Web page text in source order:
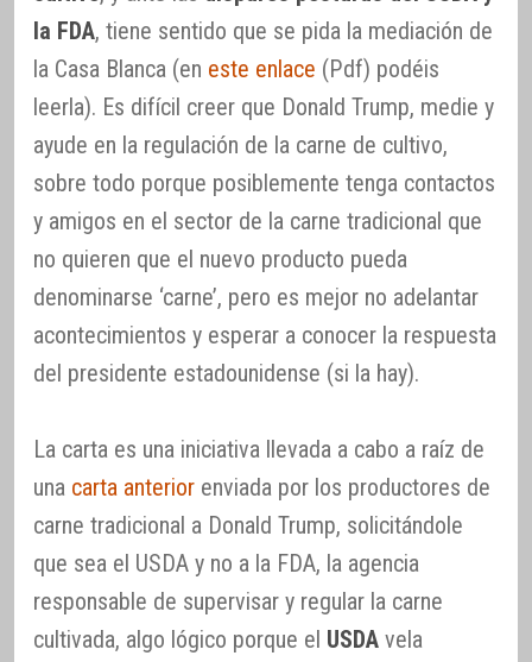
la FDA, tiene sentido que se pida la mediación de
la Casa Blanca (en este enlace (Pdf) podéis
leerla). Es difícil creer que Donald Trump, medie y
ayude en la regulación de la carne de cultivo,
sobre todo porque posiblemente tenga contactos
y amigos en el sector de la carne tradicional que
no quieren que el nuevo producto pueda
denominarse ‘carne’, pero es mejor no adelantar
acontecimientos y esperar a conocer la respuesta
del presidente estadounidense (si la hay).
La carta es una iniciativa llevada a cabo a raíz de
una carta anterior enviada por los productores de
carne tradicional a Donald Trump, solicitándole
que sea el USDA y no a la FDA, la agencia
responsable de supervisar y regular la carne
cultivada, algo lógico porque el USDA vela